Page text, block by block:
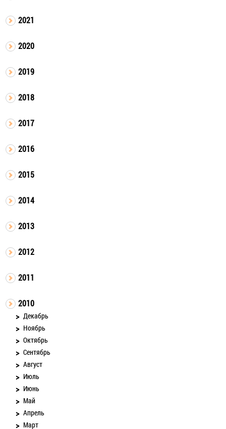
2021
2020
2019
2018
2017
2016
2015
2014
2013
2012
2011
2010
Декабрь
Ноябрь
Октябрь
Сентябрь
Август
Июль
Июнь
Май
Апрель
Март